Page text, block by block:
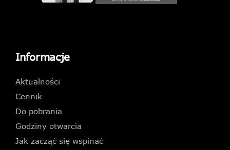
Informacje
Aktualności
Cennik
Do pobrania
Godziny otwarcia
Jak zacząć się wspinać